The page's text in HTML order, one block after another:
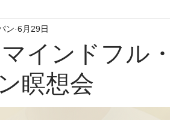
・セルフ・コンパッション
イン講座 対面開催
マインドフル
瞑想会
ン 6月29日